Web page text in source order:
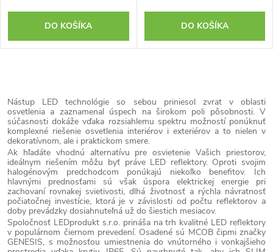
DO KOŠÍKA DO KOŠÍKA
v
l
á
d
a
c
i
e
p
Nástup LED technológie so sebou priniesol zvrat v oblasti
osvetlenia a zaznamenal úspech na širokom poli pôsobnosti. V
súčasnosti dokáže vďaka rozsiahlemu spektru možností ponúknuť
komplexné riešenie osvetlenia interiérov i exteriérov a to nielen v
dekoratívnom, ale i praktickom smere.
Ak hľadáte vhodnú alternatívu pre osvietenie Vašich priestorov,
ideálnym riešením môžu byť práve LED reflektory. Oproti svojim
halogénovým predchodcom ponúkajú niekoľko benefitov. Ich
hlavnými prednosťami sú však úspora elektrickej energie pri
zachovaní rovnakej svietivosti, dlhá životnosť a rýchla návratnosť
počiatočnej investície, ktorá je v závislosti od počtu reflektorov a
doby prevádzky dosiahnuteľná už do šiestich mesiacov.
Spoločnosť LEDprodukt s.r.o. prináša na trh kvalitné LED reflektory
v populárnom čiernom prevedení. Osadené sú MCOB čipmi značky
GENESIS, s možnosťou umiestnenia do vnútorného i vonkajšieho